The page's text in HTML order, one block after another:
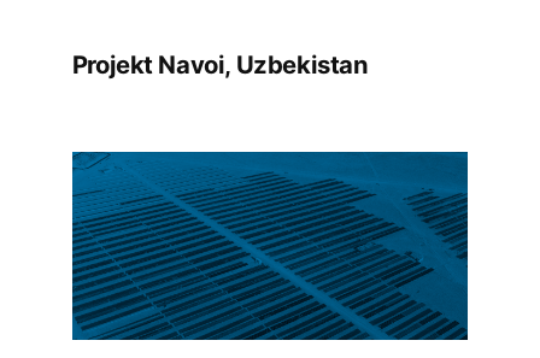
Projekt Navoi, Uzbekistan